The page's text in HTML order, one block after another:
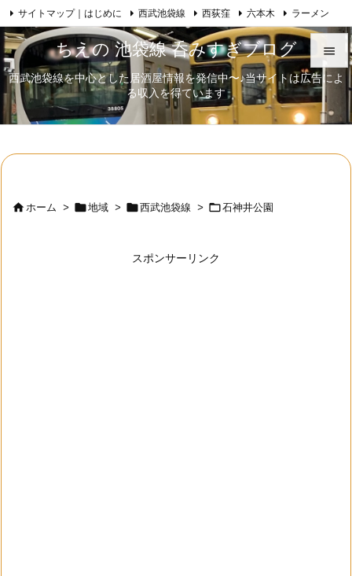
ちえの 池袋線 呑みすぎブログ
西武池袋線を中心とした居酒屋情報を発信中〜♪当サイトは広告によ
る収入を得ています


メニュ

サイトマップ｜はじめに 西武池袋線 西荻窪 六本木 ラーメン
日本酒 歌舞伎 自己紹介 RSS Feedly
ホーム > 地域 > 西武池袋線 > 石神井公園
スポンサーリンク